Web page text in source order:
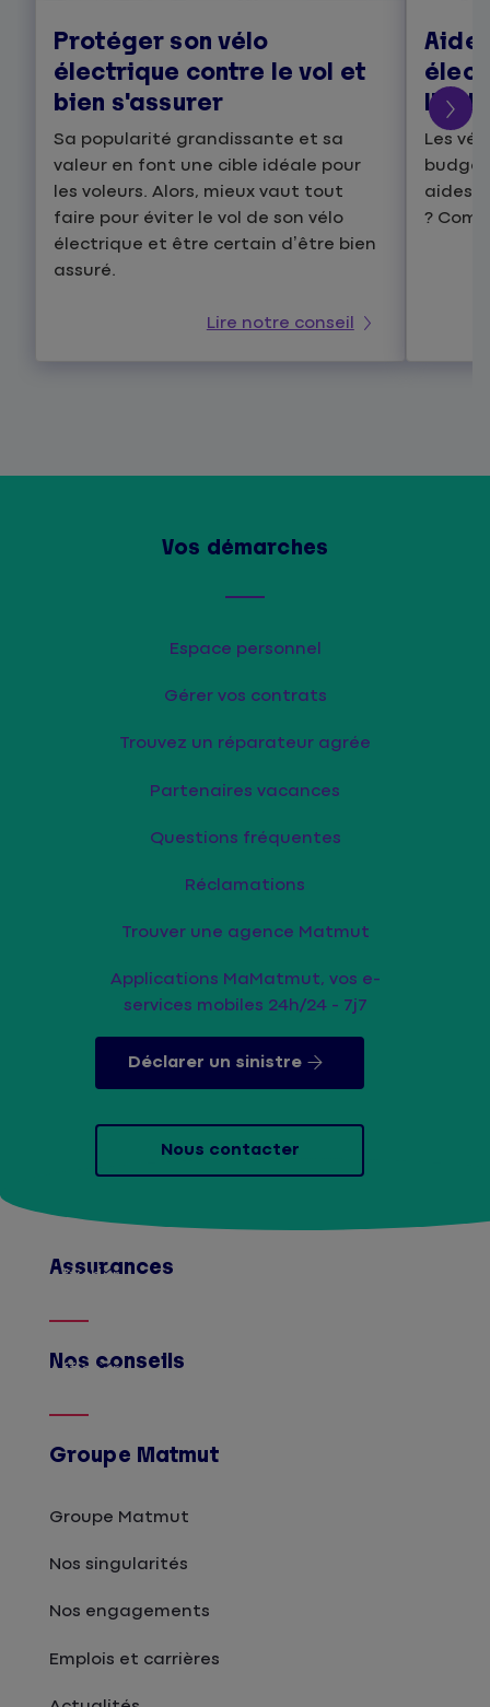
Protéger son vélo
électrique contre le vol et
bien s'assurer
Sa popularité grandissante et sa
valeur en font une cible idéale pour
les voleurs. Alors, mieux vaut tout
faire pour éviter le vol de son vélo
électrique et être certain d’être bien
assuré.
Lire notre conseil
Aide
Les
aides,
?
Vos démarches
Espace personnel
Gérer vos contrats
Trouvez un réparateur agrée
Partenaires vacances
Questions fréquentes
Réclamations
Trouver une agence Matmut
Applications MaMatmut, vos e-
services mobiles 24h/24 - 7j7
Déclarer un sinistre
Nous contacter
Assurances
Afficher
Nos conseils
Afficher
Groupe Matmut
Groupe Matmut
Nos singularités
Nos engagements
Emplois et carrières